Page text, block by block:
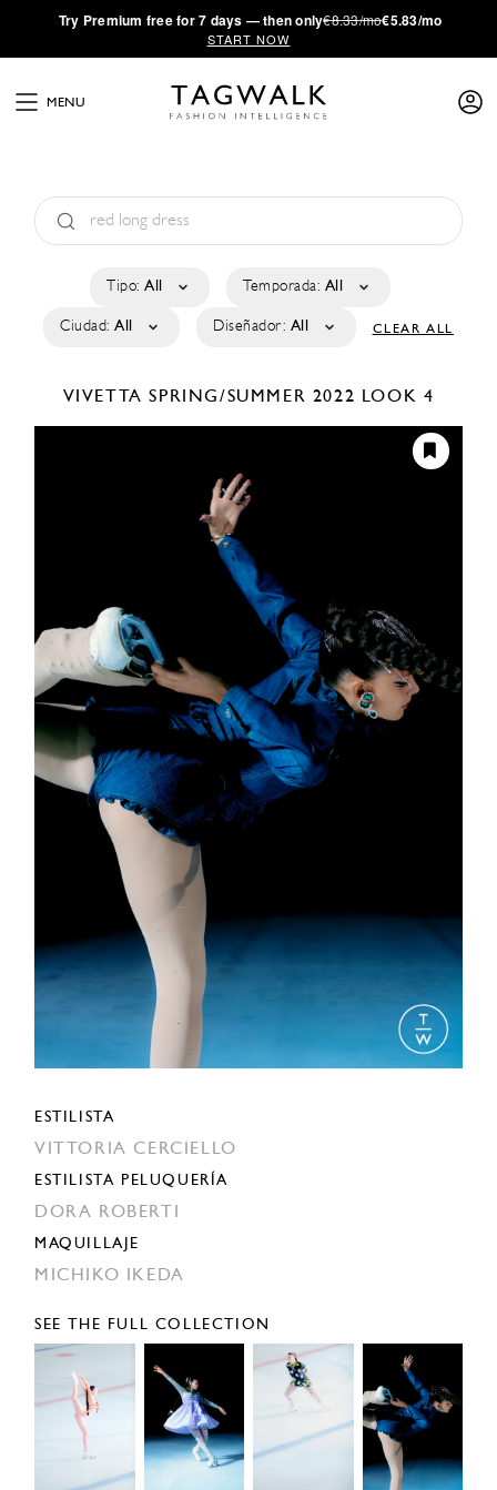
·Try Premium free for 7 days — then only€8.33/mo€5.83/mo
START NOW
MENU
Tipo: All Temporada: All
Ciudad: All Diseñador: All CLEAR ALL
VIVETTASPRING/SUMMER 2022 LOOK 4
ESTILISTA
VITTORIA CERCIELLO
ESTILISTA PELUQUERÍA
DORA ROBERTI
MAQUILLAJE
MICHIKO IKEDA
SEE THE FULL COLLECTION